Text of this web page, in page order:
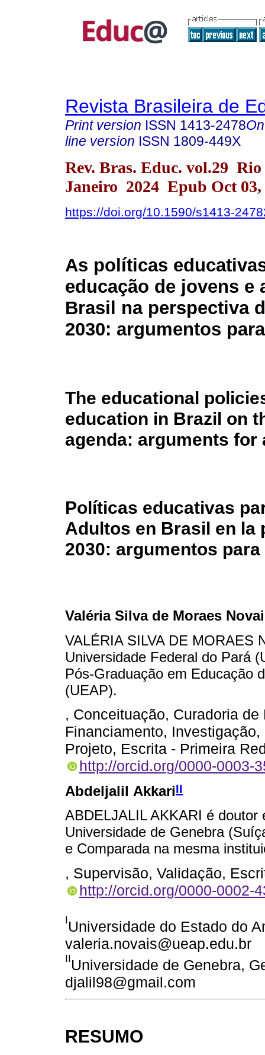
Revista Brasileira de
Print version ISSN 1413-2478
line version ISSN 1809-449X
Rev. Bras. Educ. vol.29 Rio
Janeiro 2024 Epub Oct 03,
https://doi.org/10.1590/s1413-
As políticas
educação de jovens e
Brasil na perspectiva
2030: argumentos
The educational
education in Brazil on
agenda: arguments for
Políticas educativas
Adultos en Brasil en la
2030: argumentos
Valéria Silva de Moraes
VALÉRIA SILVA DE MORAES
Universidade Federal do Pará
Pós-Graduação em Educação
(UEAP).
, Conceituação, Curadoria
Financiamento,
Projeto, Escrita - Primeira
http://orcid.org/0000-0003-
Abdeljalil AkkariII
ABDELJALIL AKKARI é
Universidade de Genebra
e Comparada na mesma
, Supervisão, Validação,
http://orcid.org/0000-0002-
IUniversidade do Estado do
valeria.novais@ueap.edu.br
IIUniversidade de Genebra,
djalil98@gmail.com
RESUMO